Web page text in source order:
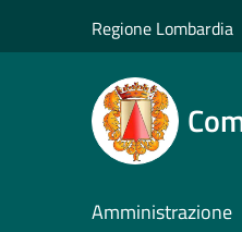
Regione Lombardia
Amministrazione